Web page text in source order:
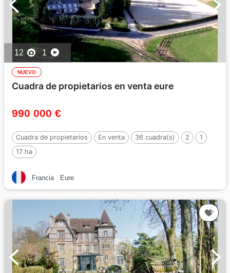
12 1
NUEVO
Cuadra de propietarios en venta eure
990 000 €
Cuadra de propietarios En venta 36 cuadra(s) 2
1
17 ha
Francia Eure